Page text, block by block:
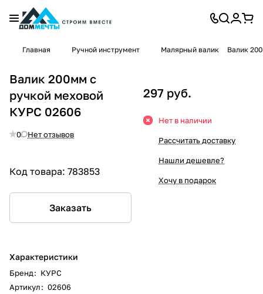
Главная Ручной инструмент Малярный валик Валик
Валик 200мм с
ручкой меховой
КУРС 02606
0 Нет отзывов
Код товара: 783853
Заказать
Характеристики
Бренд: КУРС
Артикул: 02606
297 руб.
Нет в наличии
Рассчитать доставку
Нашли дешевле?
Хочу в подарок